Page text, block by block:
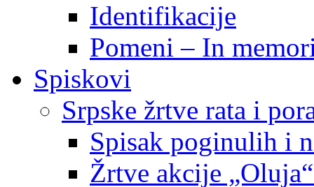
Identifikacije
Pomeni – In
Spiskovi
Srpske žrtve rata i
Spisak poginulih i
Žrtve akcije